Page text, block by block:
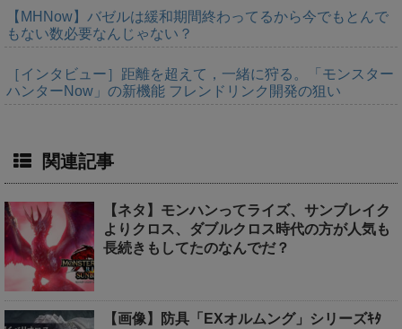
【MHNow】バゼルは緩和期間終わってるから今でもとんで
もない数必要なんじゃない？
［インタビュー］距離を超えて，一緒に狩る。「モンスター
ハンターNow」の新機能 フレンドリンク開発の狙い
関連記事
【ネタ】モンハンってライズ、サンブレイク
よりクロス、ダブルクロス時代の方が人気も
長続きもしてたのなんでだ？
【画像】防具「EXオルムング」シリーズｷﾀ